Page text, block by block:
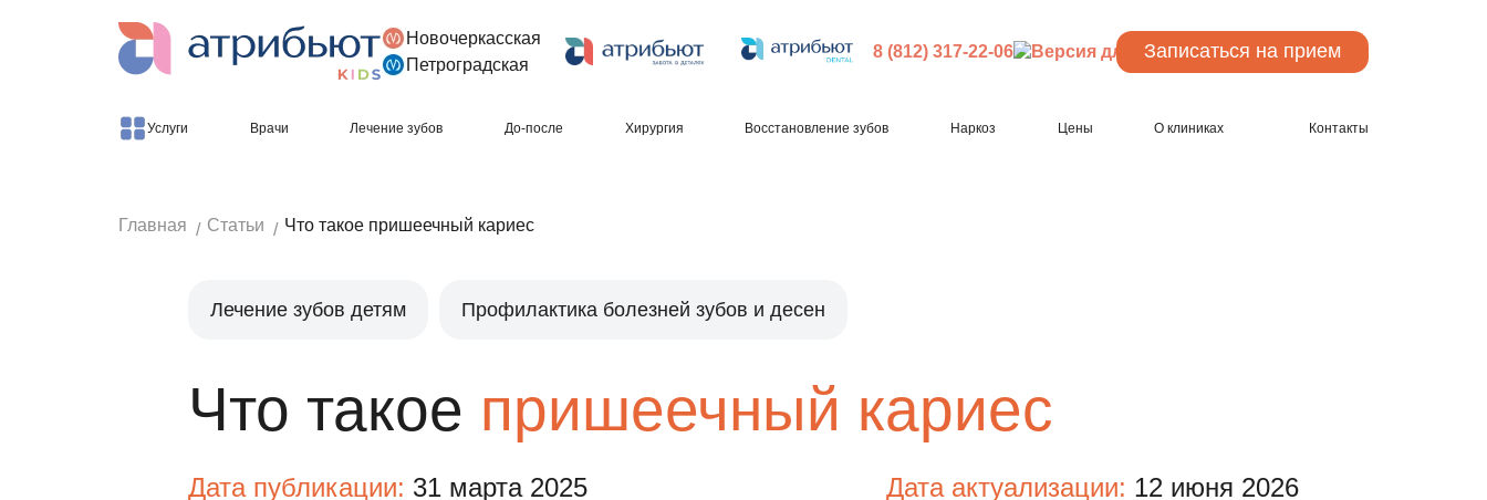
Версия для слабовидящих
Новочеркасская
Петроградская
8 (812) 317-22-06 Записаться на прием
Услуги Врачи Лечение зубов До-после Хирургия Восстановление зубов Наркоз Цены О клиниках Контакты
Главная Статьи Что такое пришеечный кариес
Лечение зубов детям Профилактика болезней зубов и десен
Что такое пришеечный кариес
Дата публикации: 31 марта 2025 Дата актуализации: 12 июня 2026